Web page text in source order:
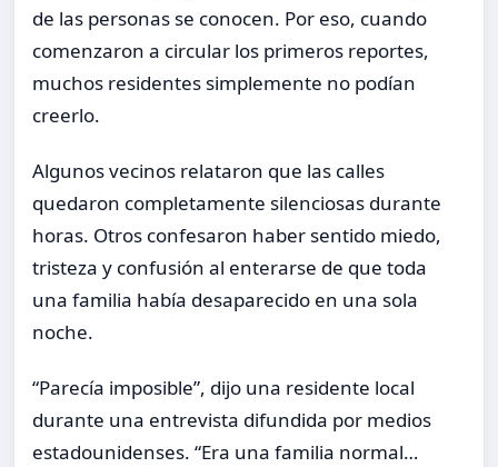
de las personas se conocen. Por eso, cuando
comenzaron a circular los primeros reportes,
muchos residentes simplemente no podían
creerlo.
Algunos vecinos relataron que las calles
quedaron completamente silenciosas durante
horas. Otros confesaron haber sentido miedo,
tristeza y confusión al enterarse de que toda
una familia había desaparecido en una sola
noche.
“Parecía imposible”, dijo una residente local
durante una entrevista difundida por medios
estadounidenses. “Era una familia normal…